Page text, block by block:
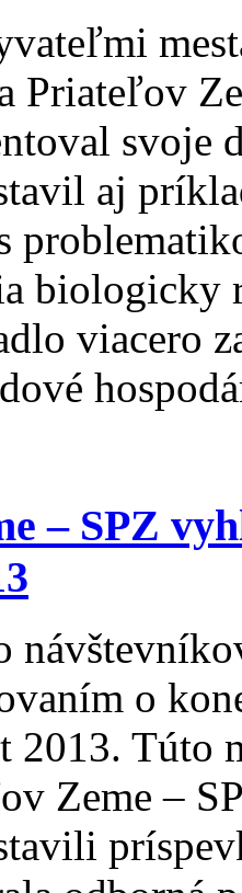
Priateľov
svoje
aj
biologicky
viacero
– SPZ
o
2013. Túto
Zeme –